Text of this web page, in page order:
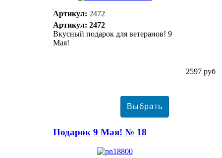
Артикул: 2472
Артикул: 2472
Вкусный подарок для ветеранов! 9
Мая!
2597 руб
Подарок 9 Мая! № 18